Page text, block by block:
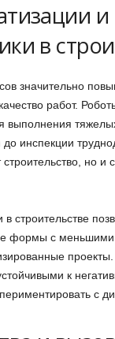
и
в
значительно
работ.
выполнения
инспекции
но и
строительстве
формы с меньшими
к
с